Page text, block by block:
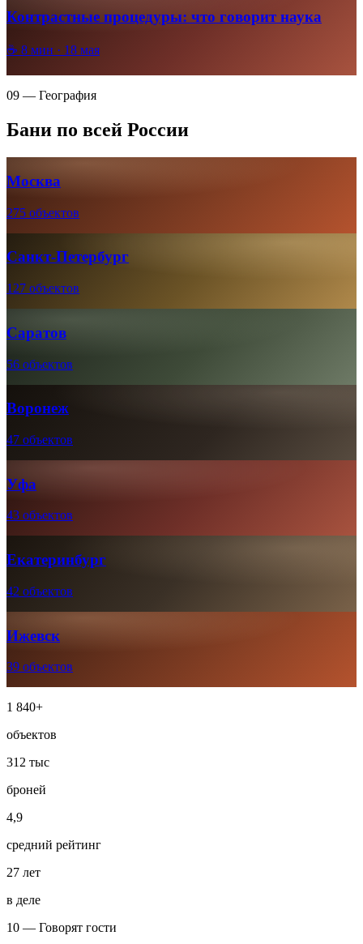
Контрастные процедуры: что говорит наука
☕ 8 мин · 18 мая
09 — География
Бани по всей России
Москва
275 объектов
Санкт-Петербург
127 объектов
Саратов
56 объектов
Воронеж
47 объектов
Уфа
43 объектов
Екатеринбург
42 объектов
Ижевск
39 объектов
1 840+
объектов
312 тыс
броней
4,9
средний рейтинг
27 лет
в деле
10 — Говорят гости